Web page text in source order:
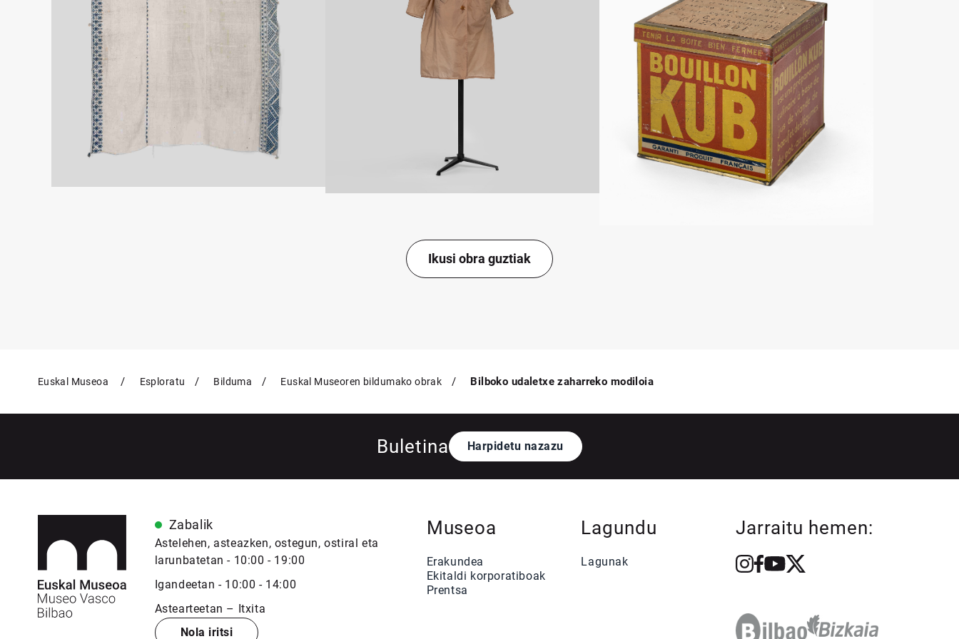
Ikusi obra guztiak
Euskal Museoa Esploratu Bilduma Euskal Museoren bildumako obrak Bilboko udaletxe zaharreko modiloia
Buletina Harpidetu nazazu
Zabalik
Astelehen, asteazken, ostegun, ostiral eta
larunbatetan - 10:00 - 19:00
Igandeetan - 10:00 - 14:00
Astearteetan – Itxita
Nola iritsi
Museoa
Erakundea
Ekitaldi korporatiboak
Prentsa
Lagundu
Lagunak
Jarraitu hemen: